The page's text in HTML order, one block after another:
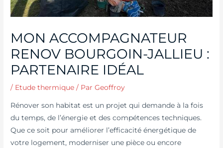
MON ACCOMPAGNATEUR
RENOV BOURGOIN-JALLIEU :
PARTENAIRE IDÉAL
/ Etude thermique / ParGeoffroy
Rénover son habitat est un projet qui demande à la fois
du temps, de l’énergie et des compétences techniques.
Que ce soit pour améliorer l’efficacité énergétique de
votre logement, moderniser une pièce ou encore